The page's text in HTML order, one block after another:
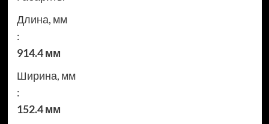
Длина, мм
:
914.4 мм
Ширина, мм
:
152.4 мм